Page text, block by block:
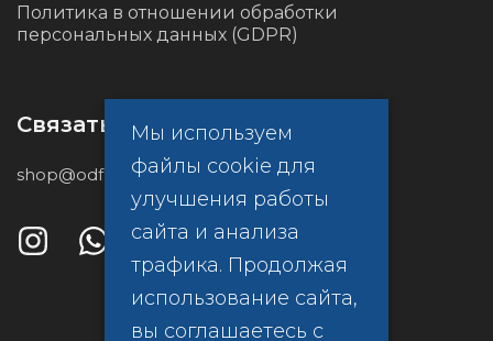
Политика в отношении обработки
персональных данных (GDPR)
Связаться с нами
shop@odf.global
Мы используем
файлы cookie для
улучшения работы
сайта и анализа
трафика. Продолжая
использование сайта,
вы соглашаетесь с